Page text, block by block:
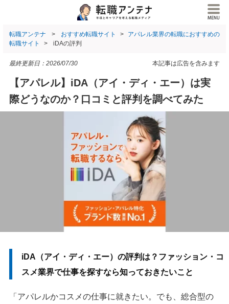
転職アンテナ おすすめ転職サイト
アパレル業界の転職におすすめの
転職サイト
iDAの評判
本記事は広告を含みます
最終更新日： 2026/07/30
【アパレル】iDA（アイ・ディ・エー）は実
際どうなのか？口コミと評判を調べてみた
iDA（アイ・ディ・エー）の評判は？ファッション・コ
スメ業界で仕事を探すなら知っておきたいこと
「アパレルかコスメの仕事に就きたい。でも、総合型の